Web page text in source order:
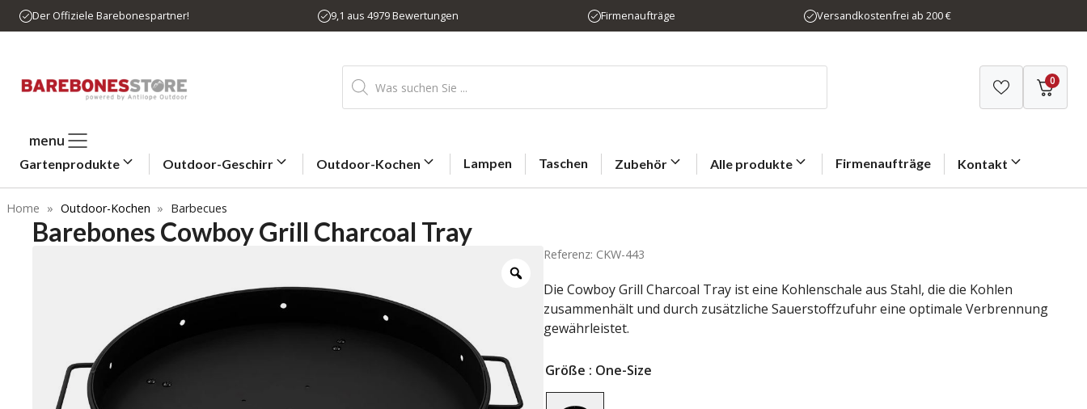
Zum
Inhalt
Der Offiziele Barebonespartner! 9,1 aus 4979 Bewertungen Firmenaufträge Versandkostenfrei ab 200 €
Products
search 0
menu
Gartenprodukte Outdoor-Geschirr Outdoor-Kochen Lampen Taschen Zubehör Alle produkte Firmenaufträge Kontakt
Home » Outdoor-Kochen » Barbecues
Barebones Cowboy Grill Charcoal Tray
Referenz: CKW-443
Die Cowboy Grill Charcoal Tray ist eine Kohlenschale aus Stahl, die die Kohlen
zusammenhält und durch zusätzliche Sauerstoffzufuhr eine optimale Verbrennung
gewährleistet.
Größe : One-Size